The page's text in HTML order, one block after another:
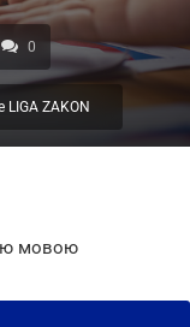
0
ZAKON
мовою